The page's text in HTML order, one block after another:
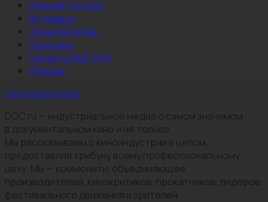
Снимается кино
Интервью
Энциклопедия
Рецензии
Проекты НМГ ДОК
Обзоры
Предложи идею
DOC.ru — индустриальное медиа о самом значимом
в документальном кино и не только.
Мы рассказываем о киноиндустрии в целом,
предоставляя трибуну всему профессиональному
цеху. Мы — комьюнити, объединяющее
производителей, кинокритиков, прокатчиков, лидеров
фестивального движения и зрителей.